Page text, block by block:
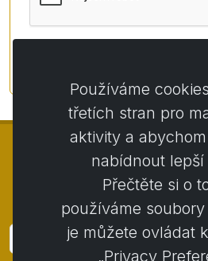
© Copyright 2014 -
Používáme
třetích stran pro
aktivity a
nabídnout lepší
Přečtěte si o
používáme
je můžete ovládat
„Privacy